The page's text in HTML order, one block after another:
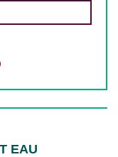
EAU